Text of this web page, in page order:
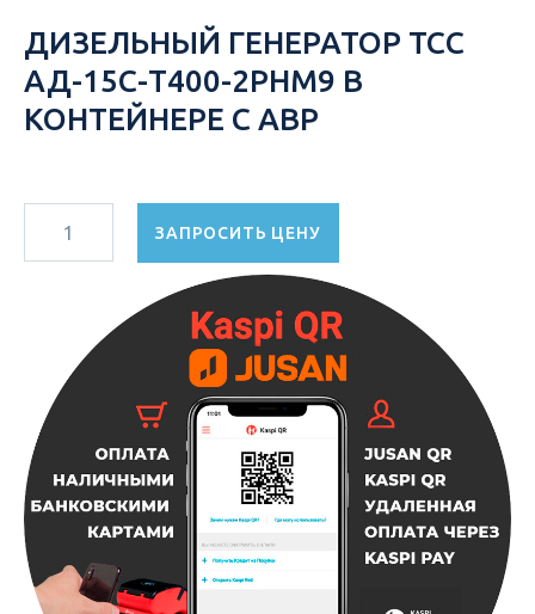
ДИЗЕЛЬНЫЙ ГЕНЕРАТОР ТСС
АД-15С-Т400-2РНМ9 В
КОНТЕЙНЕРЕ С АВР
ЗАПРОСИТЬ ЦЕНУ